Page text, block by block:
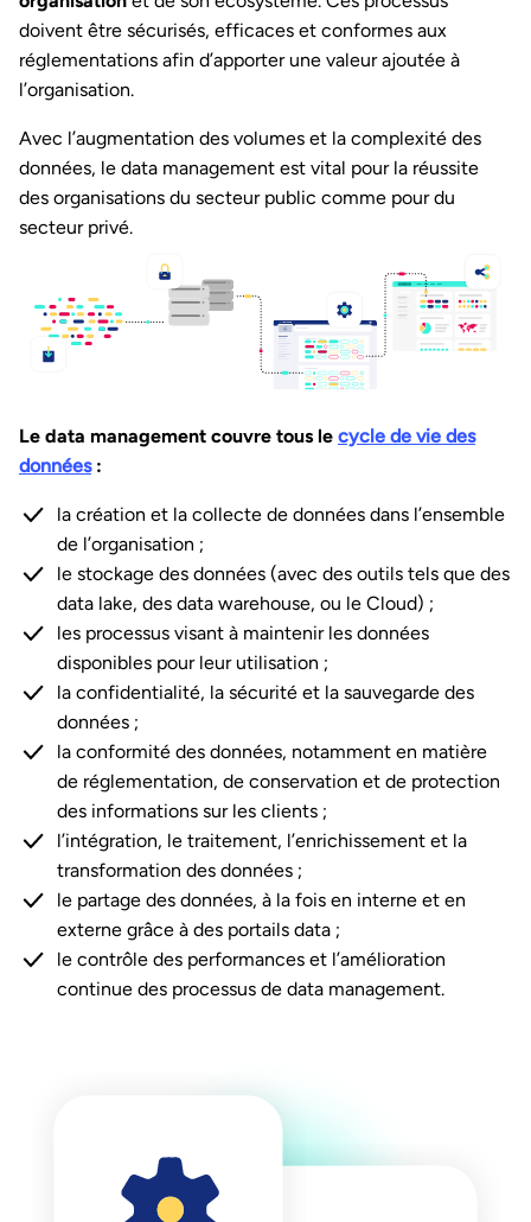
doivent être sécurisés, efficaces et conformes aux
réglementations afin d’apporter une valeur ajoutée à
l’organisation.
Avec l’augmentation des volumes et la complexité des
données, le data management est vital pour la réussite
des organisations du secteur public comme pour du
secteur privé.
Le data management couvre tous le cycle de vie des
données:
la création et la collecte de données dans l’ensemble
de l’organisation ;
le stockage des données (avec des outils tels que des
data lake, des data warehouse, ou le Cloud) ;
les processus visant à maintenir les données
disponibles pour leur utilisation ;
la confidentialité, la sécurité et la sauvegarde des
données ;
la conformité des données, notamment en matière
de réglementation, de conservation et de protection
des informations sur les clients ;
l’intégration, le traitement, l’enrichissement et la
transformation des données ;
le partage des données, à la fois en interne et en
externe grâce à des portails data ;
le contrôle des performances et l’amélioration
continue des processus de data management.